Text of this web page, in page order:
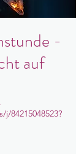
-
auf
84215048523?